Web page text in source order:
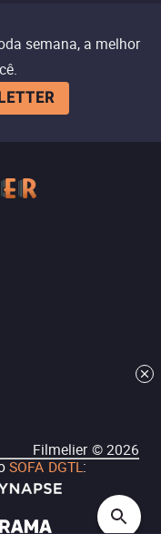
semana, a melhor
Filmelier ©2026
SOFA DGTL: